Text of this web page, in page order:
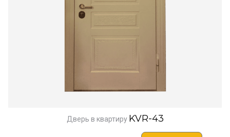
Дверь в квартиру KVR-43